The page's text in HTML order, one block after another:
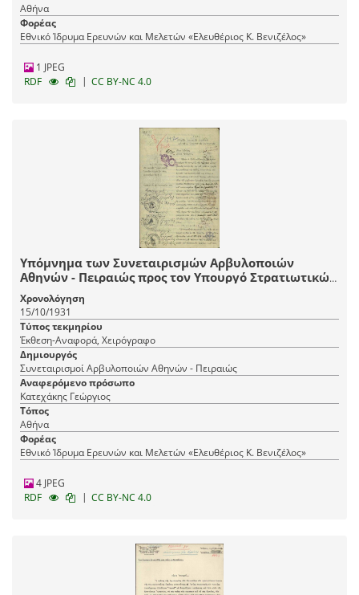
Αθήνα
Φορέας
Εθνικό Ίδρυμα Ερευνών και Μελετών «Ελευθέριος Κ. Βενιζέλος»
1 JPEG
RDF
| CC BY-NC 4.0
Υπόμνημα των Συνεταιρισμών Αρβυλοποιών
Αθηνών - Πειραιώς προς τον Υπουργό Στρατιωτικών
Γ. Κατεχάκη και το Υπουργικό Συμβούλιο, με το
οποίο ζητούν να τους δοθεί εργασία δια
παραγγελίας 100.000 αρβυλών για χρήση του 1932 -
1933.
Χρονολόγηση
15/10/1931
Τύπος τεκμηρίου
Έκθεση-Αναφορά, Χειρόγραφο
Δημιουργός
Συνεταιρισμοί Αρβυλοποιών Αθηνών - Πειραιώς
Αναφερόμενο πρόσωπο
Κατεχάκης Γεώργιος
Τόπος
Αθήνα
Φορέας
Εθνικό Ίδρυμα Ερευνών και Μελετών «Ελευθέριος Κ. Βενιζέλος»
4 JPEG
RDF
| CC BY-NC 4.0